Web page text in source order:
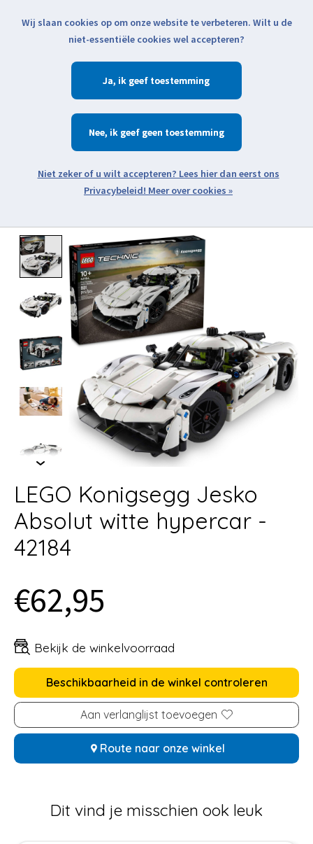
Klik voor actuele verzendinformatie...
Verlanglijst
Zoeken
Open webshop menu
Product image slideshow Items
LEGO Konigsegg Jesko
Absolut witte hypercar -
42184
€62,95
Bekijk de winkelvoorraad
Beschikbaarheid in de winkel controleren
Aan verlanglijst toevoegen
Route naar onze winkel
Dit vind je misschien ook leuk
Wij slaan cookies op om onze website te verbeteren. Wilt u de
niet-essentiële cookies wel accepteren?
Ja
Nee
Meer over cookies »